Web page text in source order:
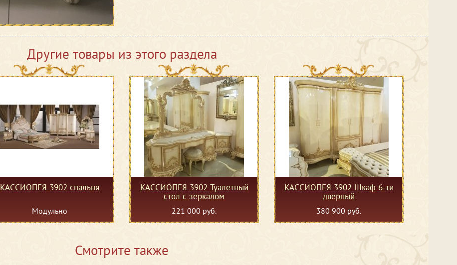
Другие товары из этого раздела
КАССИОПЕЯ 3902 спальня
Модульно
КАССИОПЕЯ 3902 Туалетный
стол с зеркалом
221 000 руб.
КАССИОПЕЯ 3902 Шкаф 6-ти
дверный
380 900 руб.
Смотрите также